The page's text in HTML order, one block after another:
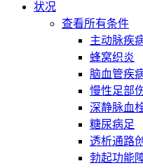
状况
查看所有条件
主动脉疾
蜂窝织炎
脑血管疾
慢性足部
深静脉血
糖尿病足
透析通路
勃起功能